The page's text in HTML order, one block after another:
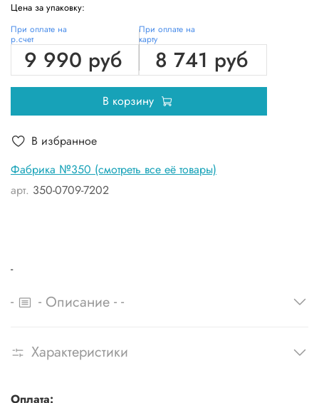
Фабрика №350 (смотреть все её товары)
арт. 350-0709-7202
Цена за упаковку:
При оплате на
р.счет
9 990 руб
При оплате на
карту
8 741 руб
В корзину
В избранное
-
- - Описание - -
Характеристики
Оплата: